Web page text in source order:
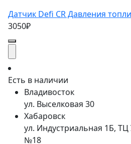
Датчик Defi CR Давления
3050₽
Есть в наличии
Владивосток
ул. Выселковая 30
Хабаровск
ул. Индустриальная 1Б,
№18